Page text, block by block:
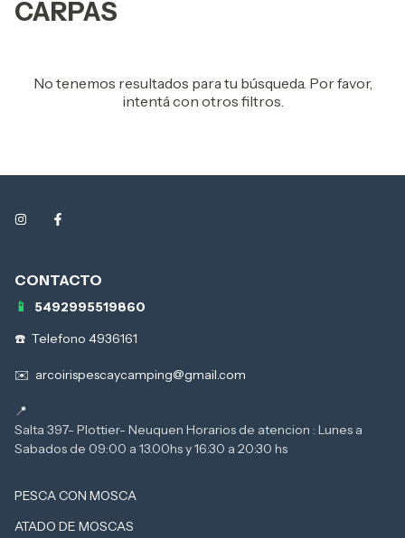
CARPAS
No tenemos resultados para tu búsqueda. Por favor,
intentá con otros filtros.
5492995519860
Telefono 4936161
arcoirispescaycamping@gmail.com
Salta 397- Plottier- Neuquen Horarios de atencion : Lunes a
PESCA CON MOSCA
ATADO DE MOSCAS